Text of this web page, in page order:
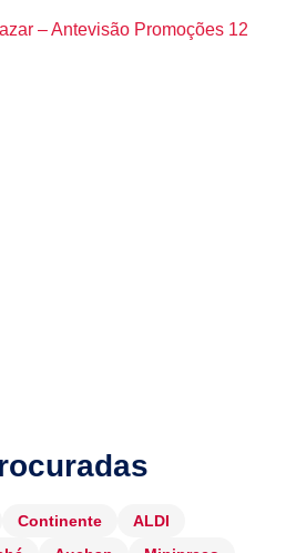
– Antevisão Promoções 12
Continente
ALDI